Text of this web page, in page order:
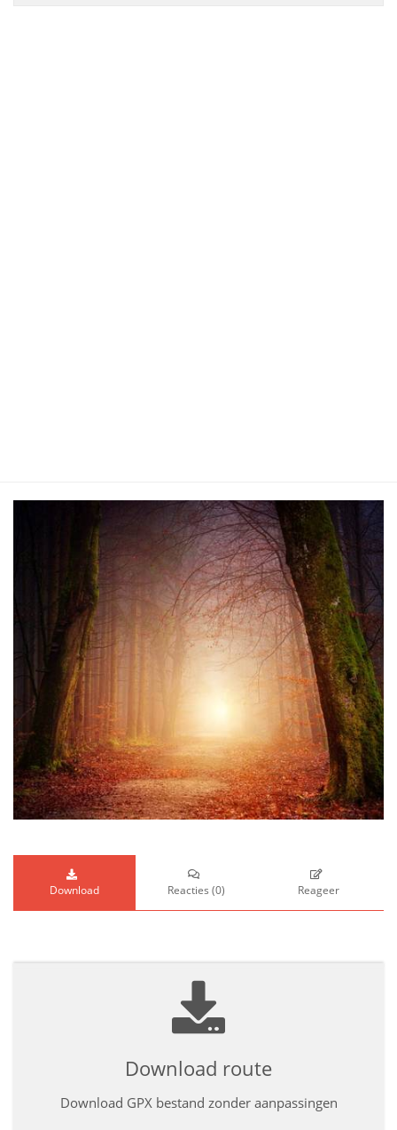
Download Reacties (0) Reageer
Download route
Download GPX bestand zonder aanpassingen